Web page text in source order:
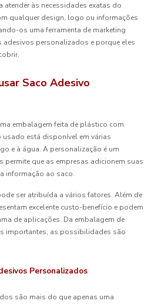
às necessidades exatas do
qualquer design, logo ou informações
os uma ferramenta de marketing
personalizados e porque eles
Saco Adesivo
embalagem feita de plástico com
está disponível em várias
e à água. A personalização é um
que as empresas adicionem suas
informação ao saco.
ser atribuída a vários fatores. Além de
excelente custo-benefício e podem
de aplicações. Da embalagem de
importantes, as possibilidades são
Personalizados
são mais do que apenas uma